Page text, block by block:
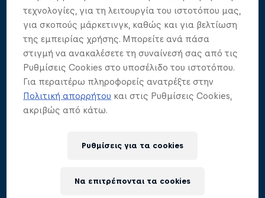
τεχνολογίες, για τη λειτουργία του ιστοτόπου μας,
για σκοπούς μάρκετινγκ, καθώς και για βελτίωση
της εμπειρίας χρήσης. Μπορείτε ανά πάσα
στιγμή να ανακαλέσετε τη συναίνεσή σας από τις
Ρυθμίσεις Cookies στο υποσέλιδο του ιστοτόπου.
Για περαιτέρω πληροφορείς ανατρέξτε στην
Πολιτική απορρήτου και στις Ρυθμίσεις Cookies,
ακριβώς από κάτω.
Ρυθμίσεις για τα cookies
Να επιτρέπονται τα cookies